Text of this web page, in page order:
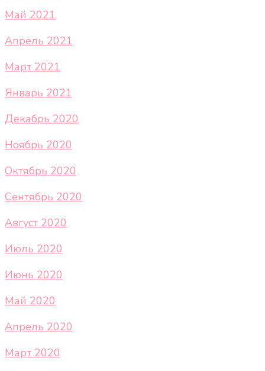
Май 2021
Апрель 2021
Март 2021
Январь 2021
Декабрь 2020
Ноябрь 2020
Октябрь 2020
Сентябрь 2020
Август 2020
Июль 2020
Июнь 2020
Май 2020
Апрель 2020
Март 2020